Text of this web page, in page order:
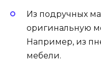
Из подручных
оригинальную
Например, из
мебели.